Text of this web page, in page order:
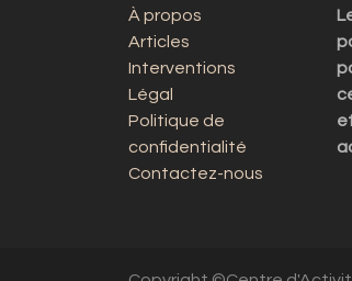
À propos
Articles
Interventions
Légal
Politique de
confidentialité
Contactez-nous